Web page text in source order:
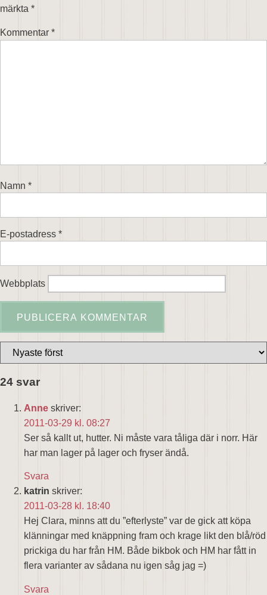
märkta *
Kommentar *
Namn *
E-postadress *
Webbplats
24 svar
Anne skriver:
2011-03-29 kl. 08:27
Ser så kallt ut, hutter. Ni måste vara tåliga där i norr. Här
har man lager på lager och fryser ändå.
Svara
katrin skriver:
2011-03-28 kl. 18:40
Hej Clara, minns att du ”efterlyste” var de gick att köpa
klänningar med knäppning fram och krage likt den blå/röd
prickiga du har från HM. Både bikbok och HM har fått in
flera varianter av sådana nu igen såg jag =)
Svara